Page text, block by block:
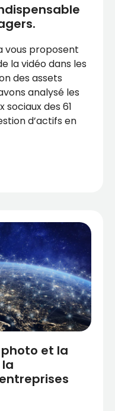
vous proposent
la vidéo dans les
des assets
analysé les
sociaux des 61
d’actifs en
et la